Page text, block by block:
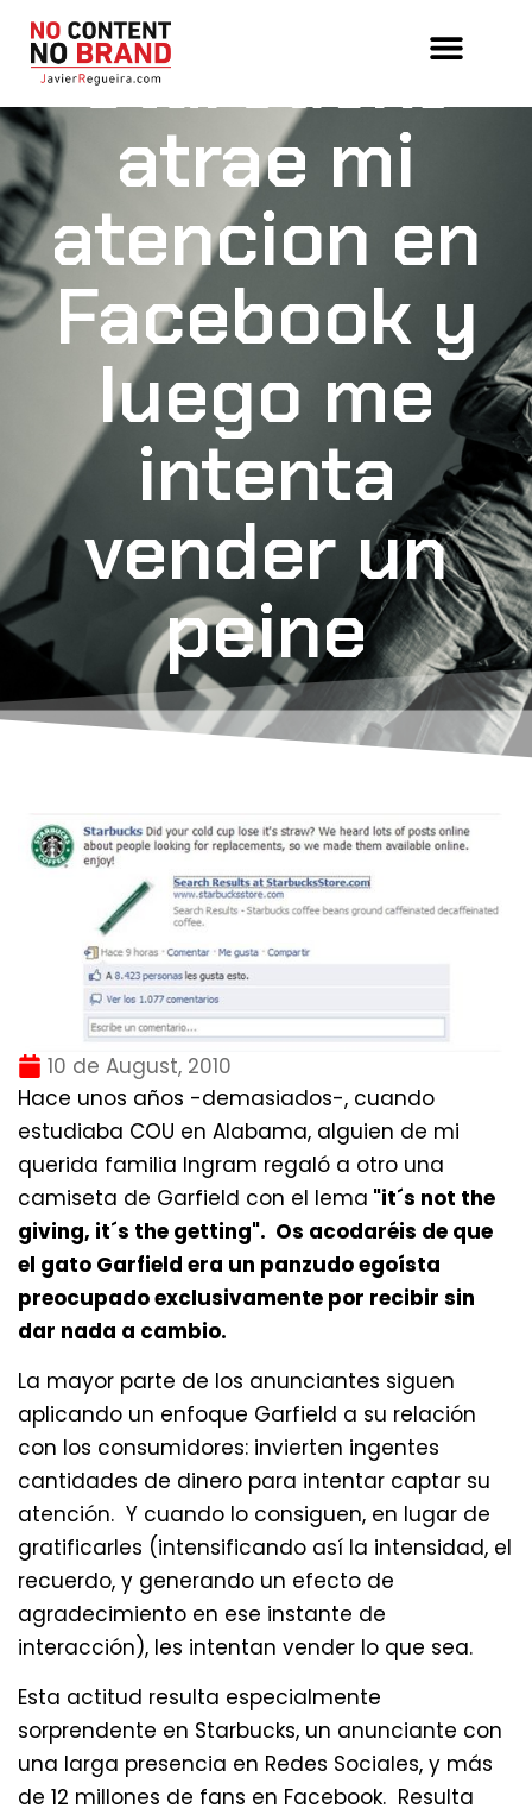
Starbucks
atrae mi
atencion en
Facebook y
luego me
intenta
vender un
peine
10 de August, 2010
Hace unos años -demasiados-, cuando
estudiaba COU en Alabama, alguien de mi
querida familia Ingram regaló a otro una
camiseta de Garfield con el lema "it´s not the
giving, it´s the getting". Os acodaréis de que
el gato Garfield era un panzudo egoísta
preocupado exclusivamente por recibir sin
dar nada a cambio.
La mayor parte de los anunciantes siguen
aplicando un enfoque Garfield a su relación
con los consumidores: invierten ingentes
cantidades de dinero para intentar captar su
atención. Y cuando lo consiguen, en lugar de
gratificarles (intensificando así la intensidad, el
recuerdo, y generando un efecto de
agradecimiento en ese instante de
interacción), les intentan vender lo que sea.
Esta actitud resulta especialmente
sorprendente en Starbucks, un anunciante con
una larga presencia en Redes Sociales, y más
de 12 millones de fans en Facebook. Resulta